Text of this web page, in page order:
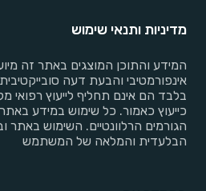
מדיניות ותנאי שימוש
המידע והתוכן המוצגים באתר זה
אינפורמטיבי והבעת דעה
בלבד הם אינם תחליף לייעוץ רפואי
כייעוץ כאמור. כל שימוש במידע
הגורמים הרלוונטיים. השימוש באתר
הבלעדית והמלאה של המשתמש